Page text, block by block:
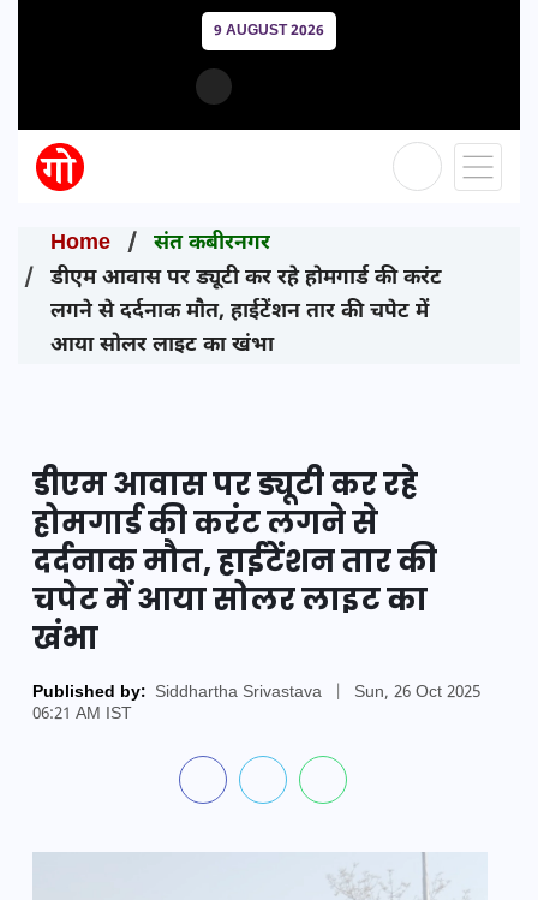
9 AUGUST 2026
Home
संत कबीरनगर
डीएम आवास पर ड्यूटी कर रहे होमगार्ड की करंट
लगने से दर्दनाक मौत, हाईटेंशन तार की चपेट में
आया सोलर लाइट का खंभा
डीएम आवास पर ड्यूटी कर रहे
होमगार्ड की करंट लगने से
दर्दनाक मौत, हाईटेंशन तार की
चपेट में आया सोलर लाइट का
खंभा
Published by: Siddhartha Srivastava
Sun, 26 Oct 2025
06:21 AM IST